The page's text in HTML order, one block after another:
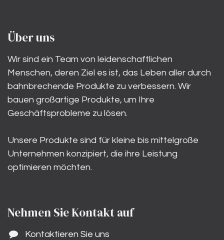
Über uns
Wir sind ein Team von leidenschaftlichen
Menschen, deren Ziel es ist, das Leben aller durch
bahnbrechende Produkte zu verbessern. Wir
bauen großartige Produkte, um Ihre
Geschäftsprobleme zu lösen.
Unsere Produkte sind für kleine bis mittelgroße
Unternehmen konzipiert, die ihre Leistung
optimieren möchten.
Nehmen Sie Kontakt auf
Kontaktieren Sie uns